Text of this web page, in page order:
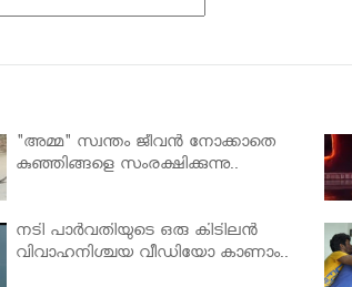
"അമ്മ" സ്വന്തം ജീവൻ നോക്കാതെ
കുഞ്ഞിങ്ങളെ സംരക്ഷിക്കുന്നു..
നടി പാർവതിയുടെ ഒരു കിടിലൻ
വിവാഹനിശ്ചയ വീഡിയോ കാണാം..